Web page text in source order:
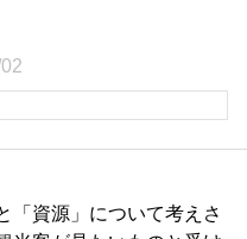
「資源」について考えさ